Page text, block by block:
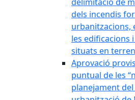
dels incendis
urbanitzacions,
les edificacions i
situats en
Aprovació
puntual de les
planejament